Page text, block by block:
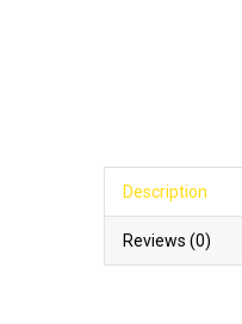
Description
Reviews (0)